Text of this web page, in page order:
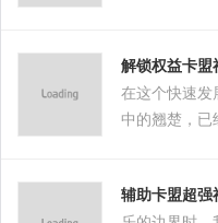
解锁权益卡盟
在这个快速发
中的翘楚，
辅助卡盟超强